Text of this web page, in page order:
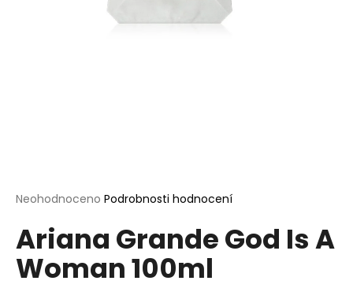
Průměrné
produktu
je
0,0
z
Neohodnoceno Podrobnosti hodnocení
Ariana Grande God Is A
Woman 100ml
D
o